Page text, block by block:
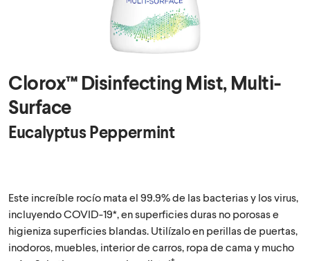
Clorox™ Disinfecting Mist, Multi-
Surface
Eucalyptus Peppermint
Este increíble rocío mata el 99.9% de las bacterias y los virus,
incluyendo COVID-19*, en superficies duras no porosas e
higieniza superficies blandas. Utilízalo en perillas de puertas,
inodoros, muebles, interior de carros, ropa de cama y mucho